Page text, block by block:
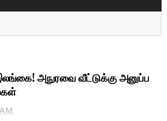
அநுரவை வீட்டுக்கு அனுப்ப